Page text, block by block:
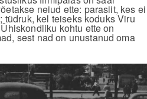
neiud ette: parasiit, kes ei
kel teiseks koduks Viru
kohtu ette on
sest nad on unustanud oma